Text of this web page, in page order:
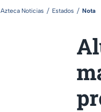
Azteca Noticias Estados Nota